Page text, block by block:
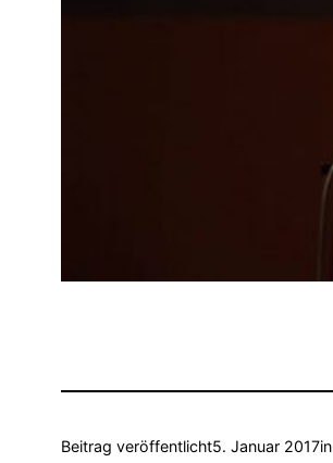
Beitrag veröffentlicht5. Januar 2017in